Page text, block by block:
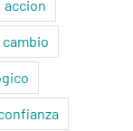
accion
cambio